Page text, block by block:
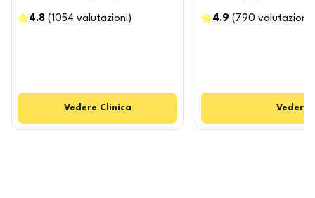
4.8 (1054 valutazioni )
Vedere Clinica
4.9 ( 790 valutazioni
Vedere